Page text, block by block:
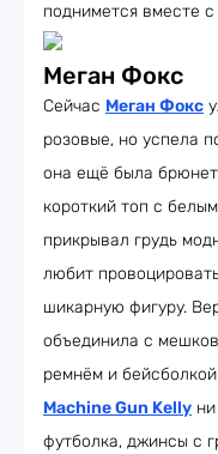
поднимется вместе
Меган Фокс
Сейчас Меган Фокс
розовые, но успела
она ещё была
короткий топ с
прикрывал грудь
любит
шикарную фигуру.
объединила с
ремнём и
Machine Gun Kelly
футболка, джинсы с